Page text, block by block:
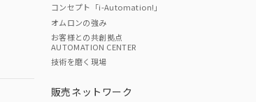
コンセプト「i-Automation!」
オムロンの強み
お客様との共創拠点
AUTOMATION CENTER
技術を磨く現場
販売ネットワーク